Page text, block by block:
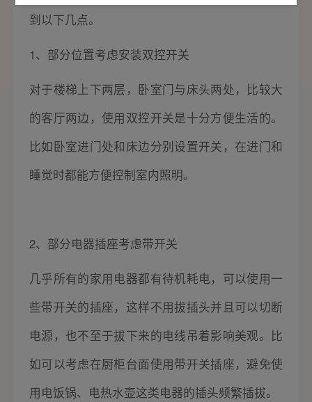
到以下几点。
1、部分位置考虑安装双控开关
对于楼梯上下两层，卧室门与床头两处，比较大
的客厅两边，使用双控开关是十分方便生活的。
比如卧室进门处和床边分别设置开关，在进门和
睡觉时都能方便控制室内照明。
2、部分电器插座考虑带开关
几乎所有的家用电器都有待机耗电，可以使用一
些带开关的插座，这样不用拔插头并且可以切断
电源，也不至于拔下来的电线吊着影响美观。比
如可以考虑在厨柜台面使用带开关插座，避免使
用电饭锅、电热水壶这类电器的插头频繁插拔。